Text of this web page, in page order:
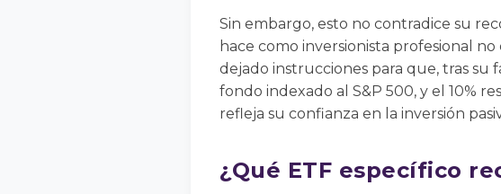
Sin embargo, esto no contradice su
hace como inversionista profesional
dejado instrucciones para que, tras su
fondo indexado al S&P 500, y el 10%
refleja su confianza en la inversión
¿Qué ETF específico